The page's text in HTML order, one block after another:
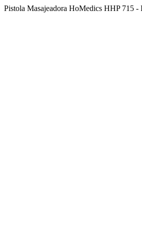
Pistola Masajeadora HoMedics HHP 715 -